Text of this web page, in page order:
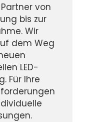
von
bis zur
Wir
dem Weg
LED-
Für Ihre